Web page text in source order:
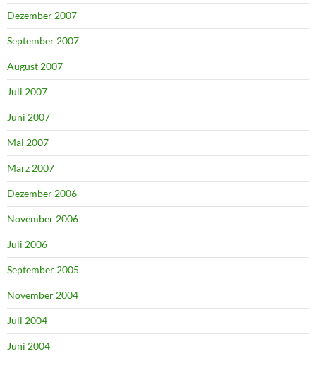
Dezember 2007
September 2007
August 2007
Juli 2007
Juni 2007
Mai 2007
März 2007
Dezember 2006
November 2006
Juli 2006
September 2005
November 2004
Juli 2004
Juni 2004